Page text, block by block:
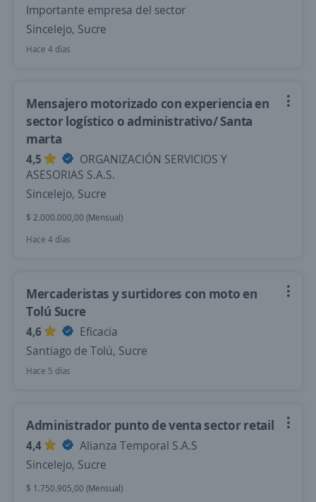
Importante empresa del sector
Sincelejo, Sucre
Hace 4 días
Mensajero motorizado con experiencia en
sector logístico o administrativo/ Santa
marta
4,5
ORGANIZACIÓN SERVICIOS Y
ASESORIAS S.A.S.
Sincelejo, Sucre
$ 2.000.000,00 (Mensual)
Hace 4 días
Mercaderistas y surtidores con moto en
Tolú Sucre
4,6
Eficacia
Santiago de Tolú, Sucre
Hace 5 días
Administrador punto de venta sector retail
4,4
Alianza Temporal S.A.S
Sincelejo, Sucre
$ 1.750.905,00 (Mensual)